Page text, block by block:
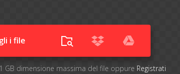
i file
GB dimensione massima del file oppure Registrati